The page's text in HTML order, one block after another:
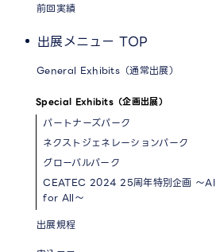
前回実績
出展メニュー TOP
General Exhibits（通常出展）
Special Exhibits（企画出展）
パートナーズパーク
ネクストジェネレーションパーク
グローバルパーク
CEATEC 2024 25周年特別企画 ～AI
for All～
出展規程